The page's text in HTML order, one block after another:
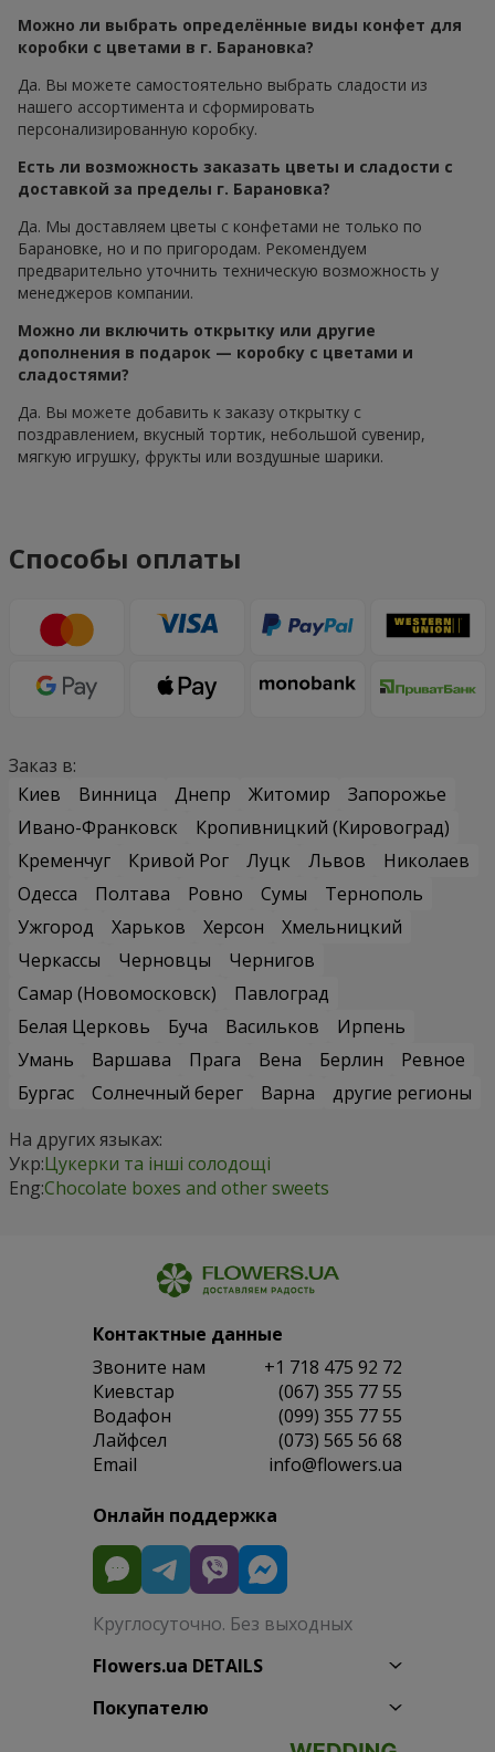
Можно ли выбрать определённые виды конфет для
коробки с цветами в г. Барановка?
Да. Вы можете самостоятельно выбрать сладости из
нашего ассортимента и сформировать
персонализированную коробку.
Есть ли возможность заказать цветы и сладости с
доставкой за пределы г. Барановка?
Да. Мы доставляем цветы с конфетами не только по
Барановкe, но и по пригородам. Рекомендуем
предварительно уточнить техническую возможность у
менеджеров компании.
Можно ли включить открытку или другие
дополнения в подарок — коробку с цветами и
сладостями?
Да. Вы можете добавить к заказу открытку с
поздравлением, вкусный тортик, небольшой сувенир,
мягкую игрушку, фрукты или воздушные шарики.
Способы оплаты
Заказ в:
Киев
Винница Днепр Житомир
Запорожье
Ивано-Франковск
Кропивницкий (Кировоград)
Кременчуг
Кривой Рог Луцк Львов
Николаев
Одесса
Полтава Ровно Сумы
Тернополь
Ужгород
Харьков Херсон
Хмельницкий
Черкассы
Черновцы
Чернигов
Самар (Новомосковск)
Павлоград
Белая Церковь
Буча Васильков
Ирпень
Умань
Варшава Прага Вена Берлин
Ревное
Бургас
Солнечный берег Варна
другие регионы
На других языках:
Укр:Цукерки та інші солодощі
Eng:Chocolate boxes and other sweets
Контактные данные
Звоните нам
+1 718 475 92 72
Киевстар
(067) 355 77 55
Водафон
(099) 355 77 55
Лайфсел
(073) 565 56 68
Email
info@flowers.ua
Онлайн поддержка
Круглосуточно. Без выходных
Flowers.ua DETAILS
Покупателю